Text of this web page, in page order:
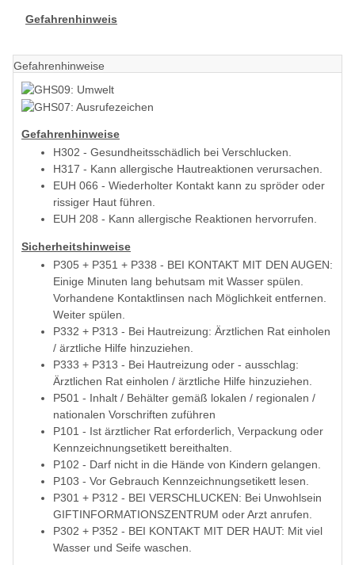
Gefahrenhinweis
Gefahrenhinweise
Gefahrenhinweise
H302 - Gesundheitsschädlich bei Verschlucken.
H317 - Kann allergische Hautreaktionen verursachen.
EUH 066 - Wiederholter Kontakt kann zu spröder oder
rissiger Haut führen.
EUH 208 - Kann allergische Reaktionen hervorrufen.
Sicherheitshinweise
P305 + P351 + P338 - BEI KONTAKT MIT DEN AUGEN:
Einige Minuten lang behutsam mit Wasser spülen.
Vorhandene Kontaktlinsen nach Möglichkeit entfernen.
Weiter spülen.
P332 + P313 - Bei Hautreizung: Ärztlichen Rat einholen
/ ärztliche Hilfe hinzuziehen.
P333 + P313 - Bei Hautreizung oder - ausschlag:
Ärztlichen Rat einholen / ärztliche Hilfe hinzuziehen.
P501 - Inhalt / Behälter gemäß lokalen / regionalen /
nationalen Vorschriften zuführen
P101 - Ist ärztlicher Rat erforderlich, Verpackung oder
Kennzeichnungsetikett bereithalten.
P102 - Darf nicht in die Hände von Kindern gelangen.
P103 - Vor Gebrauch Kennzeichnungsetikett lesen.
P301 + P312 - BEI VERSCHLUCKEN: Bei Unwohlsein
GIFTINFORMATIONSZENTRUM oder Arzt anrufen.
P302 + P352 - BEI KONTAKT MIT DER HAUT: Mit viel
Wasser und Seife waschen.